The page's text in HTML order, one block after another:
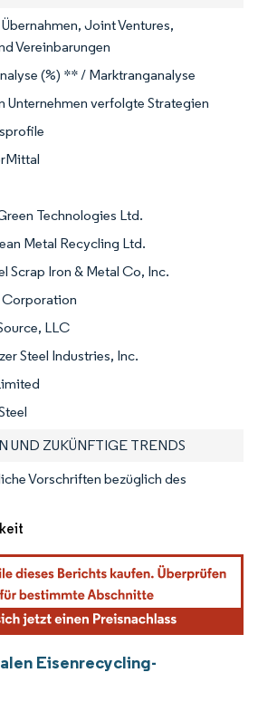
Joint Ventures,
Vereinbarungen
(%) ** / Marktranganalyse
Unternehmen verfolgte Strategien
Technologies Ltd.
Metal Recycling Ltd.
Scrap Iron & Metal Co, Inc.
Corporation
LLC
Steel Industries, Inc.
UND ZUKÜNFTIGE TRENDS
Vorschriften bezüglich des
Eisenrecycling-